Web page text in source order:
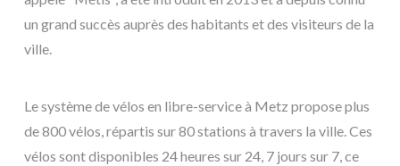
un grand succès auprès des habitants et des visiteurs de la
ville.
Le système de vélos en libre-service à Metz propose plus
de 800 vélos, répartis sur 80 stations à travers la ville. Ces
vélos sont disponibles 24 heures sur 24, 7 jours sur 7, ce